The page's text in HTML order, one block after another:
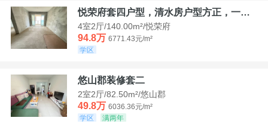
悦荣府套四户型，清水房户型方正，一口价94，8
4室2厅/140.00m²/悦荣府
94.8万 6771.43元/m²
学区
悠山郡装修套二
2室2厅/82.50m²/悠山郡
49.8万 6036.36元/m²
学区
满两年